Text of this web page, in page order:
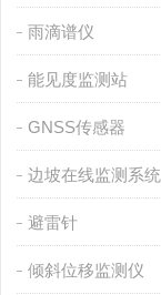
雨滴谱仪
能见度监测站
GNSS传感器
边坡在线监测系统
避雷针
倾斜位移监测仪